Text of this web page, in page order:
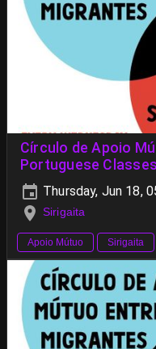
Círculo de Apoio
Portuguese
Thursday, Jun 18,
Sirigaita
Apoio Mútuo Sirigaita